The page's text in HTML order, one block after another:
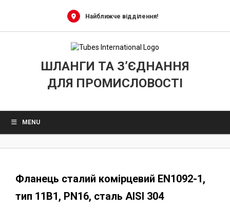
Найближче відділення!
ШЛАНГИ ТА З’ЄДНАННЯ
ДЛЯ ПРОМИСЛОВОСТІ
MENU
Фланець сталий комірцевий EN1092-1,
тип 11B1, PN16, сталь AISI 304